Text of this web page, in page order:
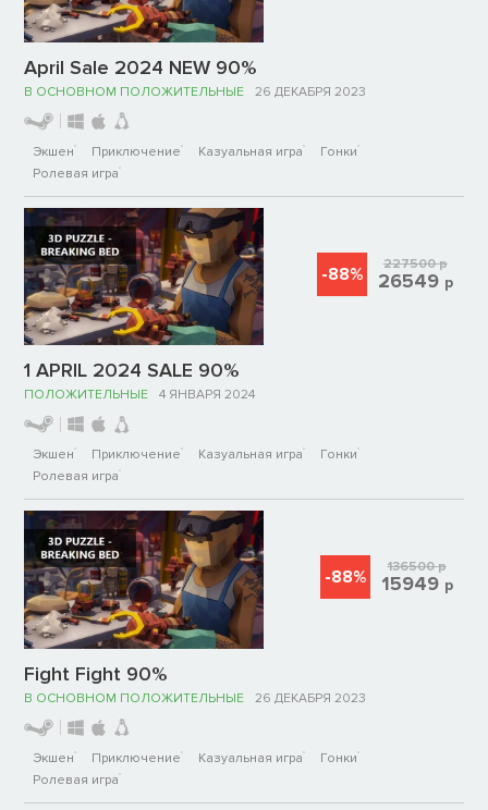
April Sale 2024 NEW 90%
В ОСНОВНОМ ПОЛОЖИТЕЛЬНЫЕ 26 ДЕКАБРЯ 2023
Экшен Приключение Казуальная игра
Гонки
Ролевая игра
1 APRIL 2024 SALE 90%
ПОЛОЖИТЕЛЬНЫЕ 4 ЯНВАРЯ 2024
Экшен Приключение Казуальная игра
Гонки
Ролевая игра
-88% 227500р
26549 р
Fight Fight 90%
В ОСНОВНОМ ПОЛОЖИТЕЛЬНЫЕ 26 ДЕКАБРЯ 2023
Экшен Приключение Казуальная игра
Гонки
Ролевая игра
-88% 136500р
15949 р